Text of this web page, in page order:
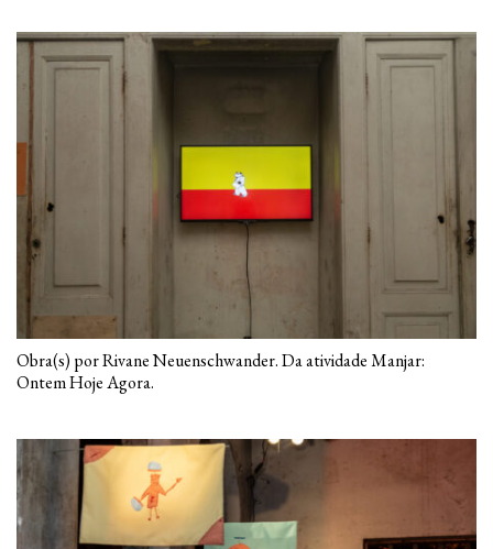
Obra(s) por Rivane Neuenschwander. Da atividade Manjar:
Ontem Hoje Agora.